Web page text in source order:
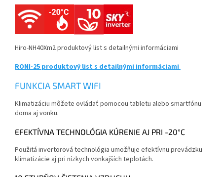
Hiro-NH40Xm2 produktový list s detailnými informáciami
RONI-25 produktový list s detailnými informáciami
FUNKCIA SMART WIFI
Klimatizáciu môžete ovládať pomocou tabletu alebo smartfónu
doma aj vonku.
EFEKTÍVNA TECHNOLÓGIA KÚRENIE AJ PRI -20°C
Použitá invertorová technológia umožňuje efektívnu prevádzku
klimatizácie aj pri nízkych vonkajších teplotách.